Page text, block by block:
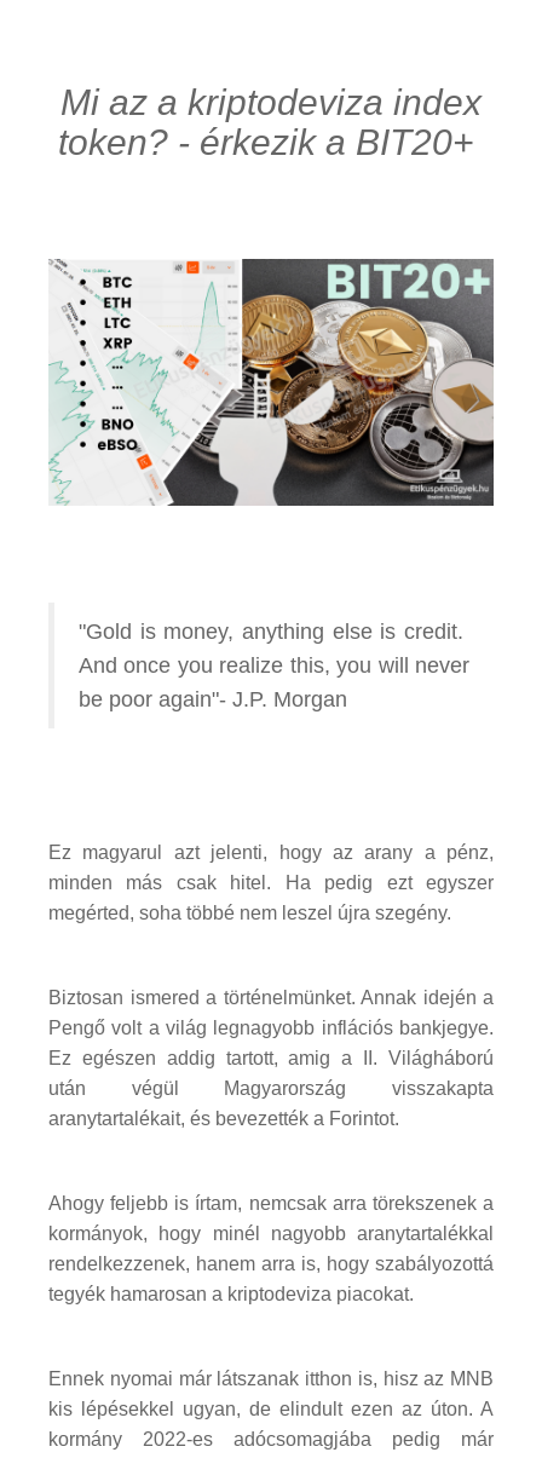
Mi az a kriptodeviza index
token? - érkezik a BIT20+
"Gold is money, anything else is credit.
And once you realize this, you will never
be poor again"- J.P. Morgan
Ez magyarul azt jelenti, hogy az arany a pénz,
minden más csak hitel. Ha pedig ezt egyszer
megérted, soha többé nem leszel újra szegény.
Biztosan ismered a történelmünket. Annak idején a
Pengő volt a világ legnagyobb inflációs bankjegye.
Ez egészen addig tartott, amig a II. Világháború
után végül Magyarország visszakapta
aranytartalékait, és bevezették a Forintot.
Ahogy feljebb is írtam, nemcsak arra törekszenek a
kormányok, hogy minél nagyobb aranytartalékkal
rendelkezzenek, hanem arra is, hogy szabályozottá
tegyék hamarosan a kriptodeviza piacokat.
Ennek nyomai már látszanak itthon is, hisz az MNB
kis lépésekkel ugyan, de elindult ezen az úton. A
kormány 2022-es adócsomagjába pedig már